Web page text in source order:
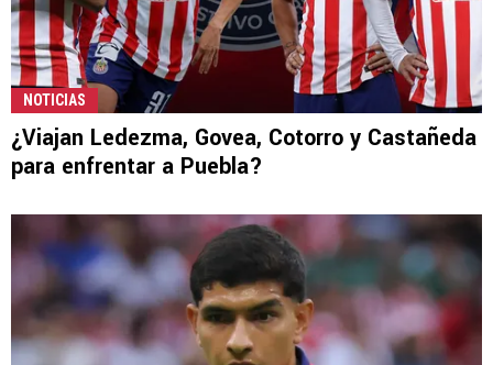
NOTICIAS
¿Viajan Ledezma, Govea, Cotorro y Castañeda
para enfrentar a Puebla?